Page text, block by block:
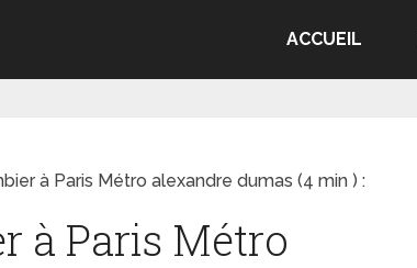
ACCUEIL
à Paris Métro alexandre dumas (4 min ) :
à Paris Métro